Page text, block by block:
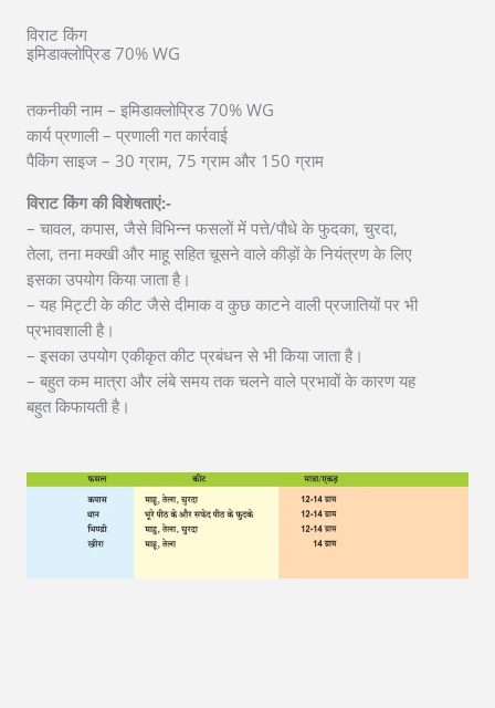
विराट किंग
इमिडाक्लोप्रिड 70% WG
तकनीकी नाम – इमिडाक्लोप्रिड 70% WG
कार्य प्रणाली – प्रणाली गत कार्रवाई
पैकिंग साइज – 30 ग्राम, 75 ग्राम और 150 ग्राम
विराट किंग की विशेषताएं:-
– चावल, कपास, जैसे विभिन्न फसलों में पत्ते/पौधे के फुदका, चुरदा,
तेला, तना मक्खी और माहू सहित चूसने वाले कीड़ों के नियंत्रण के लिए
इसका उपयोग किया जाता है।
– यह मिट्टी के कीट जैसे दीमाक व कुछ काटने वाली प्रजातियों पर भी
प्रभावशाली है।
– इसका उपयोग एकीकृत कीट प्रबंधन से भी किया जाता है।
– बहुत कम मात्रा और लंबे समय तक चलने वाले प्रभावों के कारण यह
बहुत किफायती है।